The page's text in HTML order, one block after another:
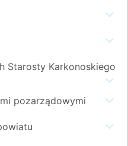
Starosty Karkonoskiego
pozarządowymi